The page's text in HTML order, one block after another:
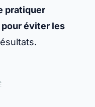
pratiquer
éviter les